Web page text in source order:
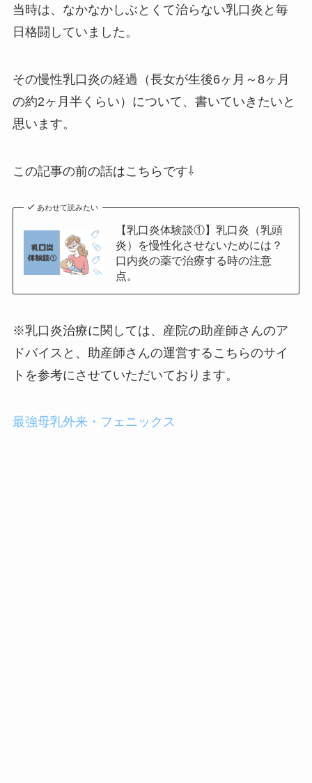
当時は、なかなかしぶとくて治らない乳口炎と毎
日格闘していました。
その慢性乳口炎の経過（長女が生後6ヶ月～8ヶ月
の約2ヶ月半くらい）について、書いていきたいと
思います。
この記事の前の話はこちらです⇩
あわせて読みたい
【乳口炎体験談①】乳口炎（乳頭
炎）を慢性化させないためには？
口内炎の薬で治療する時の注意
点。
※乳口炎治療に関しては、産院の助産師さんのア
ドバイスと、助産師さんの運営するこちらのサイ
トを参考にさせていただいております。
最強母乳外来・フェニックス